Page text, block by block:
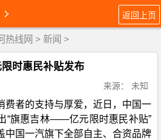
返回上页
热线网 > 新闻 >
时惠民补贴发布
来源： 未知
费者的支持与厚爱，近日，中国一
“旗惠吉林——亿元限时惠民补贴”
中国一汽旗下全部自主、合资品牌